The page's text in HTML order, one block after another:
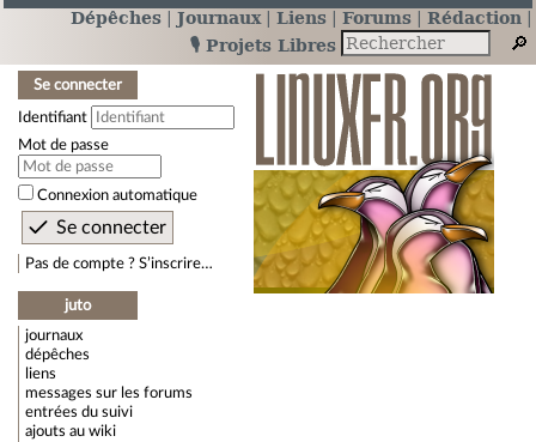
Dépêches Journaux Liens Forums
Rédaction
🎙️ Projets Libres
Se connecter
Identifiant
Mot de passe
Connexion automatique
Pas de compte ? S’inscrire…
juto
journaux
dépêches
liens
messages sur les forums
entrées du suivi
ajouts au wiki